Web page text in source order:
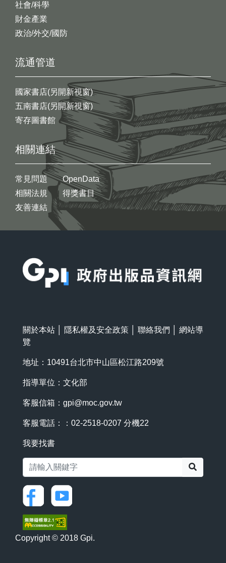
社會/科學
財金產業
政治/外交/國防
流通管道
國家書店(另開新視窗)
五南書店(另開新視窗)
寄存圖書館
相關連結
常見問題
相關法規
友善連結
OpenData
得獎書目
關於本站 隱私權及安全政策 聯絡我們
網站導
覽
地址：10491台北市中山區松江路209號
指導單位：文化部
客服信箱： gpi@moc.gov.tw
客服電話：：02-2518-0207 分機22
我要找書
Copyright © 2018 Gpi.